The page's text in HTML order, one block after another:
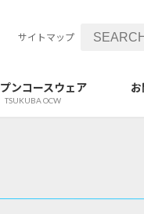
サイトマップ
ンコースウェア
TSUKUBA OCW